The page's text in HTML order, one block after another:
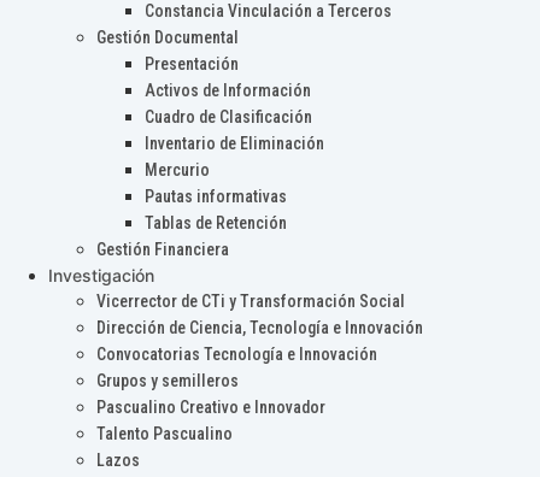
Constancia Vinculación a Terceros
Gestión Documental
Presentación
Activos de Información
Cuadro de Clasificación
Inventario de Eliminación
Mercurio
Pautas informativas
Tablas de Retención
Gestión Financiera
Investigación
Vicerrector de CTi y Transformación Social
Dirección de Ciencia, Tecnología e Innovación
Convocatorias Tecnología e Innovación
Grupos y semilleros
Pascualino Creativo e Innovador
Talento Pascualino
Lazos